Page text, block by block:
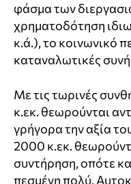
φάσμα των
χρηματοδότηση
κ.ά.), το κοινωνικό
καταναλωτικές
Με τις τωρινές
κ.εκ. θεωρούνται
γρήγορα την αξία
2000 κ.εκ.
συντήρηση, οπότε
πεσμένη πολύ.